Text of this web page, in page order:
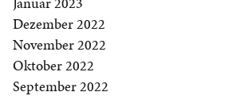
Dezember 2022
November 2022
Oktober 2022
September 2022